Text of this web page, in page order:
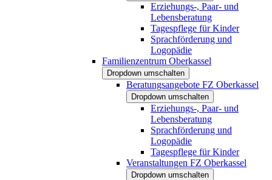
Erziehungs-, Paar- und
Lebensberatung
Tagespflege für Kinder
Sprachförderung und
Logopädie
Familienzentrum Oberkassel
Dropdown umschalten
Beratungsangebote FZ Oberkassel
Dropdown umschalten
Erziehungs-, Paar- und
Lebensberatung
Sprachförderung und
Logopädie
Tagespflege für Kinder
Veranstaltungen FZ Oberkassel
Dropdown umschalten